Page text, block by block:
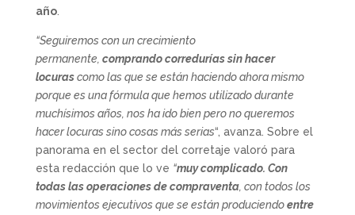
año.
“Seguiremos con un crecimiento
permanente, comprando corredurías sin hacer
locurascomo las que se están haciendo ahora mismo
porque es una fórmula que hemos utilizado durante
muchísimos años, nos ha ido bien pero no queremos
hacer locuras sino cosas más serias“, avanza. Sobre el
panorama en el sector del corretaje valoró para
esta redacción que lo ve “muy complicado. Con
todas las operaciones de compraventa, con todos los
movimientos ejecutivos que se están produciendoentre